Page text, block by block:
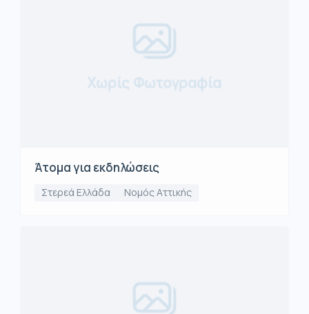
Χωρίς Φωτογραφία
Άτομα για εκδηλώσεις
Στερεά Ελλάδα Νομός Αττικής